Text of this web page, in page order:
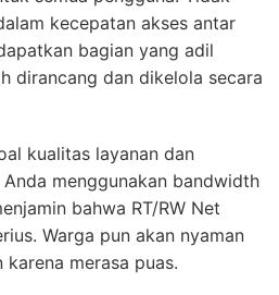
kecepatan akses antar
bagian yang adil
dirancang dan dikelola secara
kualitas layanan dan
menggunakan bandwidth
bahwa RT/RW Net
Warga pun akan nyaman
merasa puas.